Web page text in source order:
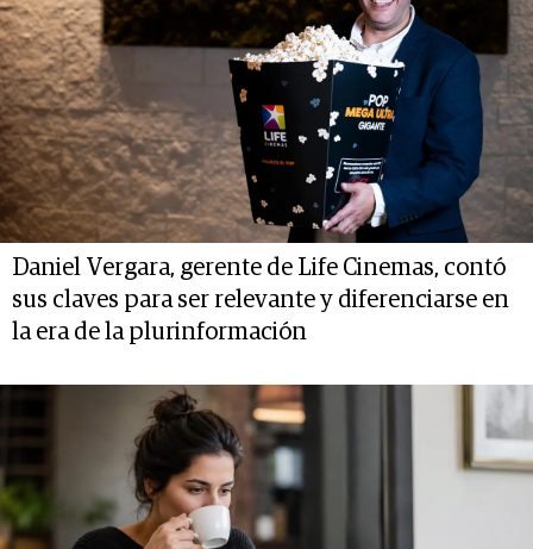
Daniel Vergara, gerente de Life Cinemas, contó
sus claves para ser relevante y diferenciarse en
la era de la plurinformación